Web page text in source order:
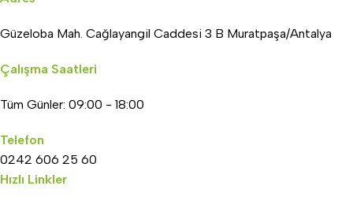
Güzeloba Mah. Cağlayangil Caddesi 3 B Muratpaşa/Antalya
Çalışma Saatleri
Tüm Günler: 09:00 - 18:00
Telefon
0242 606 25 60
Hızlı Linkler